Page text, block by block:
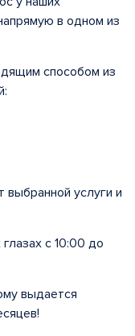
в одном из
способом из
выбранной услуги и
с 10:00 до
выдается